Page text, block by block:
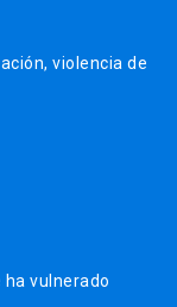
violencia de
vulnerado